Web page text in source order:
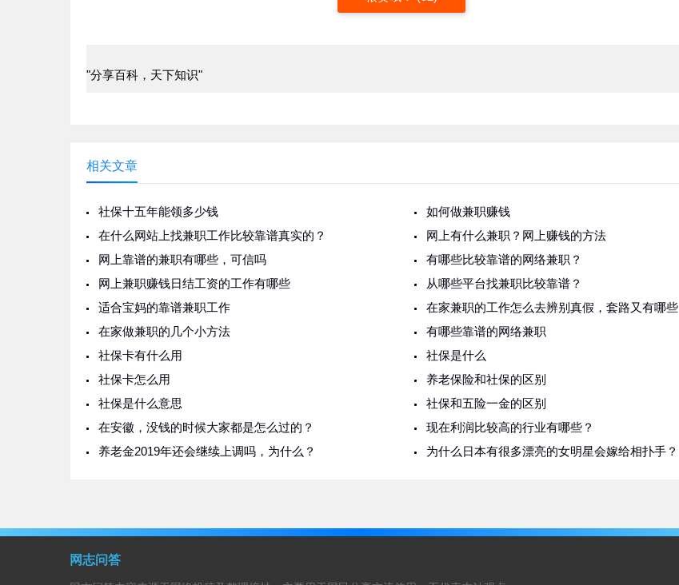
"分享百科，天下知识"
相关文章
如何做兼职赚钱
社保十五年能领多少钱
网上有什么兼职？网上赚钱的方法
在什么网站上找兼职工作比较靠谱真实的？
有哪些比较靠谱的网络兼职？
网上靠谱的兼职有哪些，可信吗
从哪些平台找兼职比较靠谱？
网上兼职赚钱日结工资的工作有哪些
在家兼职的工作怎么去辨别真假，套路又有哪些
适合宝妈的靠谱兼职工作
有哪些靠谱的网络兼职
在家做兼职的几个小方法
社保是什么
社保卡有什么用
养老保险和社保的区别
社保卡怎么用
社保和五险一金的区别
社保是什么意思
现在利润比较高的行业有哪些？
在安徽，没钱的时候大家都是怎么过的？
为什么日本有很多漂亮的女明星会嫁给相扑手？
养老金2019年还会继续上调吗，为什么？
网志问答